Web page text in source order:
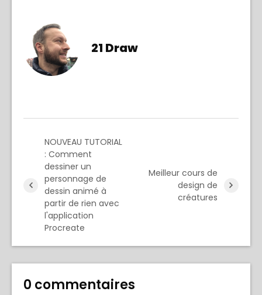
21 Draw
NOUVEAU TUTORIAL
: Comment
dessiner un
personnage de
dessin animé à
partir de rien avec
l'application
Procreate
Meilleur cours de
design de
créatures
0 commentaires